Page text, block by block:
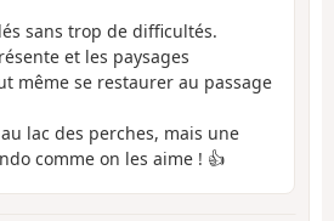
sans trop de difficultés.
et les paysages
même se restaurer au passage
lac des perches, mais une
comme on les aime ! 👍